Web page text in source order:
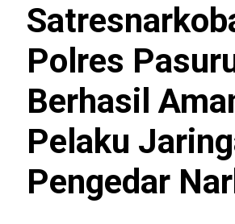
Polres
Berhasil
Pelaku
Pengedar